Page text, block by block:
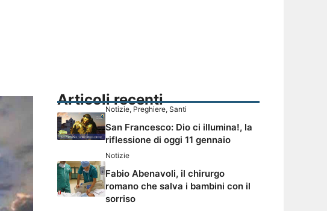
Articoli recenti
Notizie, Preghiere, Santi
San Francesco: Dio ci illumina!, la
riflessione di oggi 11 gennaio
Notizie
Fabio Abenavoli, il chirurgo
romano che salva i bambini con il
sorriso